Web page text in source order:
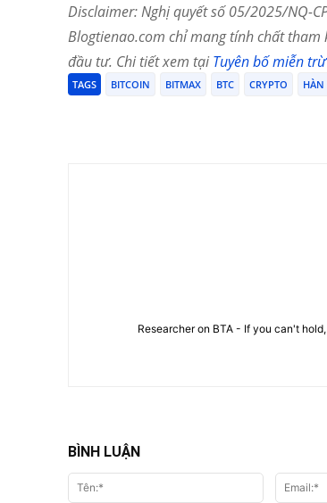
Disclaimer: Nghị quyết số 05/2025/NQ-
Blogtienao.com chỉ mang tính chất
đầu tư. Chi tiết xem tạiTuyên bố miễn
TAGS BITCOIN BITMAX BTC CRYPTO HÀN
Researcher on BTA - If you can't
BÌNH LUẬN
Tên:*